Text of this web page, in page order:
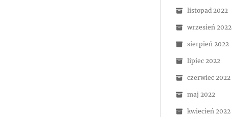
listopad 2022
wrzesień 2022
sierpień 2022
lipiec 2022
czerwiec 2022
maj 2022
kwiecień 2022